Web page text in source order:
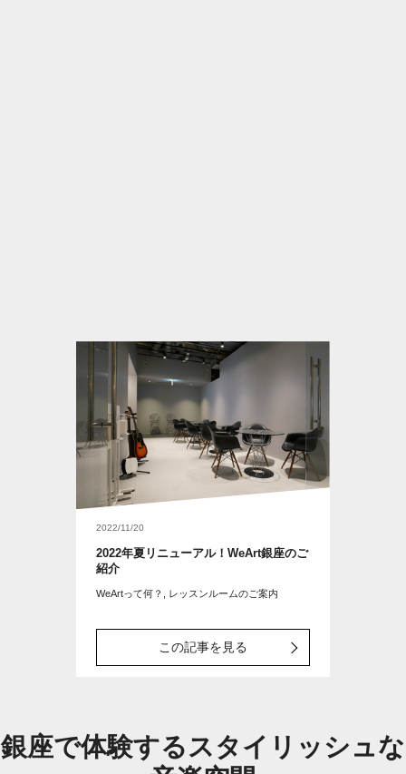
2022/11/20
2022年夏リニューアル！WeArt銀座のご
紹介
WeArtって何？, レッスンルームのご案内
この記事を見る
銀座で体験するスタイリッシュな